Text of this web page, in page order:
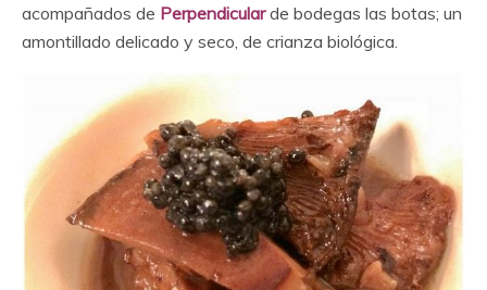
acompañados de Perpendicularde bodegas las botas; un
amontillado delicado y seco, de crianza biológica.